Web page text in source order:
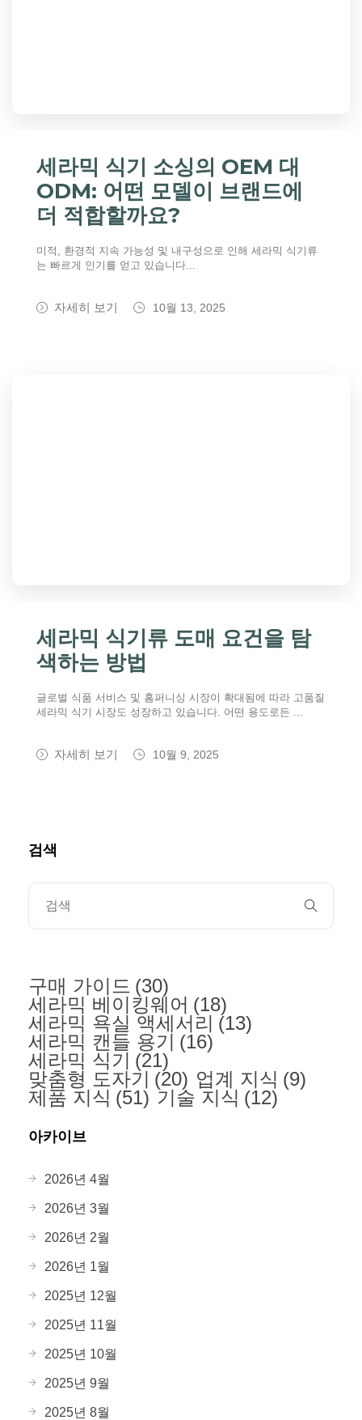
세라믹 식기 소싱의 OEM 대
ODM: 어떤 모델이 브랜드에
더 적합할까요?
미적, 환경적 지속 가능성 및 내구성으로 인해 세라믹 식기류
는 빠르게 인기를 얻고 있습니다...
자세히 보기 10월 13, 2025
세라믹 식기류 도매 요건을 탐
색하는 방법
글로벌 식품 서비스 및 홈퍼니싱 시장이 확대됨에 따라 고품질
세라믹 식기 시장도 성장하고 있습니다. 어떤 용도로든 ...
자세히 보기 10월 9, 2025
검색
구매 가이드 (30)
세라믹 베이킹웨어 (18)
세라믹 욕실 액세서리 (13)
세라믹 캔들 용기
(16)
세라믹 식기
(21)
맞춤형 도자기
(20) 업계 지식 (9)
제품 지식 (51) 기술 지식 (12)
아카이브
2026년 4월
2026년 3월
2026년 2월
2026년 1월
2025년 12월
2025년 11월
2025년 10월
2025년 9월
2025년 8월